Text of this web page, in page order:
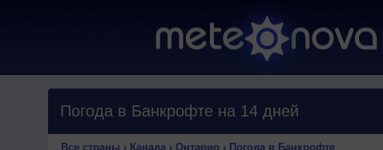
Погода в Банкрофте на 14 дней
Все страны › Канада› Онтарио › Погода в Банкрофте